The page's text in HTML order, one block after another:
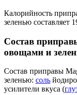
Калорийность
зеленью составляет
Состав
овощами и
Состав приправы
зеленью: соль
усилители вкуса (